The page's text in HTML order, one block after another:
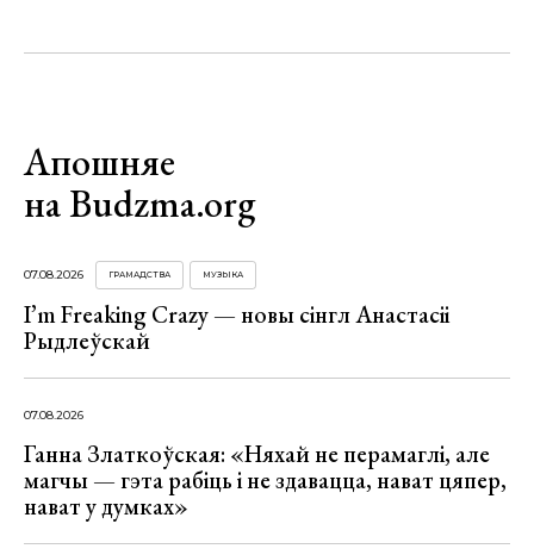
Апошняе
на Budzma.org
07.08.2026 ГРАМАДСТВА МУЗЫКА
I’m Freaking Crazy — новы сінгл Анастасіі
Рыдлеўскай
07.08.2026
Ганна Златкоўская: «Няхай не перамаглі, але
магчы — гэта рабіць і не здавацца, нават цяпер,
нават у думках»